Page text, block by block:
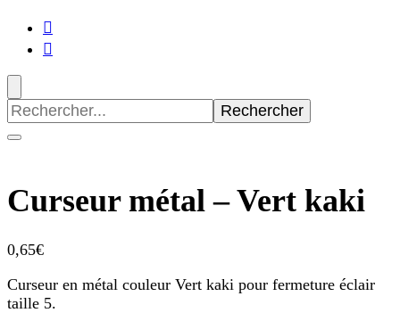
Recherche
pour
:
Curseur métal – Vert kaki
0,65€
Curseur en métal couleur Vert kaki pour fermeture éclair
taille 5.